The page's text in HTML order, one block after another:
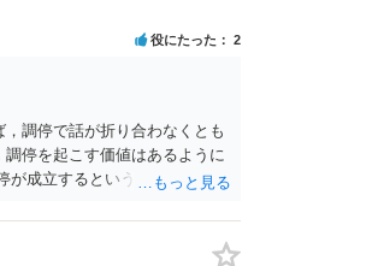
役にたった 2
調停で話が折り合わなくとも
停を起こす価値はあるように
が成立するということはないた
人で対応するのは難しい側面も